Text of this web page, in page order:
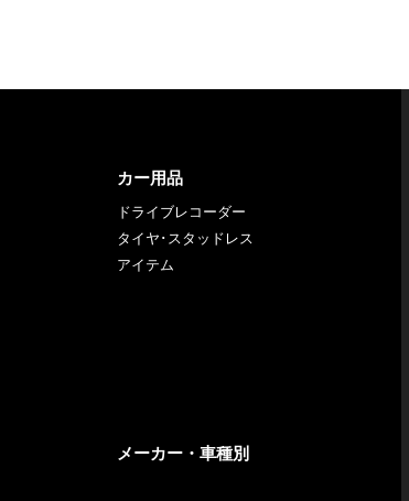
カー用品
ドライブレコーダー
タイヤ･スタッドレス
アイテム
メーカー・車種別